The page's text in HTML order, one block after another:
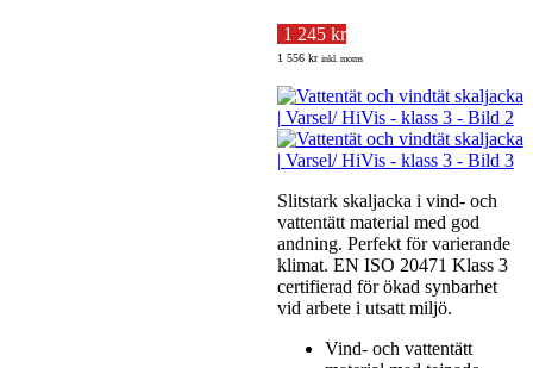
1 245 kr
1 556 kr inkl. moms
Slitstark skaljacka i vind- och
vattentätt material med god
andning. Perfekt för varierande
klimat. EN ISO 20471 Klass 3
certifierad för ökad synbarhet
vid arbete i utsatt miljö.
Vind- och vattentätt